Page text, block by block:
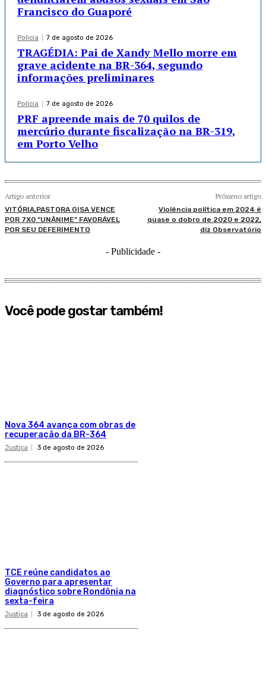
Francisco do Guaporé
Policia 7 de agosto de 2026
TRAGÉDIA: Pai de Xandy Mello morre em
grave acidente na BR-364, segundo
informações preliminares
Policia 7 de agosto de 2026
PRF apreende mais de 70 quilos de
mercúrio durante fiscalização na BR-319,
em Porto Velho
Artigo anterior
VITÓRIA,PASTORA GISA VENCE
POR 7X0 “UNÂNIME” FAVORÁVEL
POR SEU DEFERIMENTO
Próximo artigo
Violência política em 2024 é
quase o dobro de 2020 e 2022,
diz Observatório
- Publicidade -
Você pode gostar também!
​Nova 364 avança com obras de
recuperação da BR-364​
Justiça 3 de agosto de 2026
TCE reúne candidatos ao
Governo para apresentar
diagnóstico sobre Rondônia na
sexta-feira
Justiça 3 de agosto de 2026